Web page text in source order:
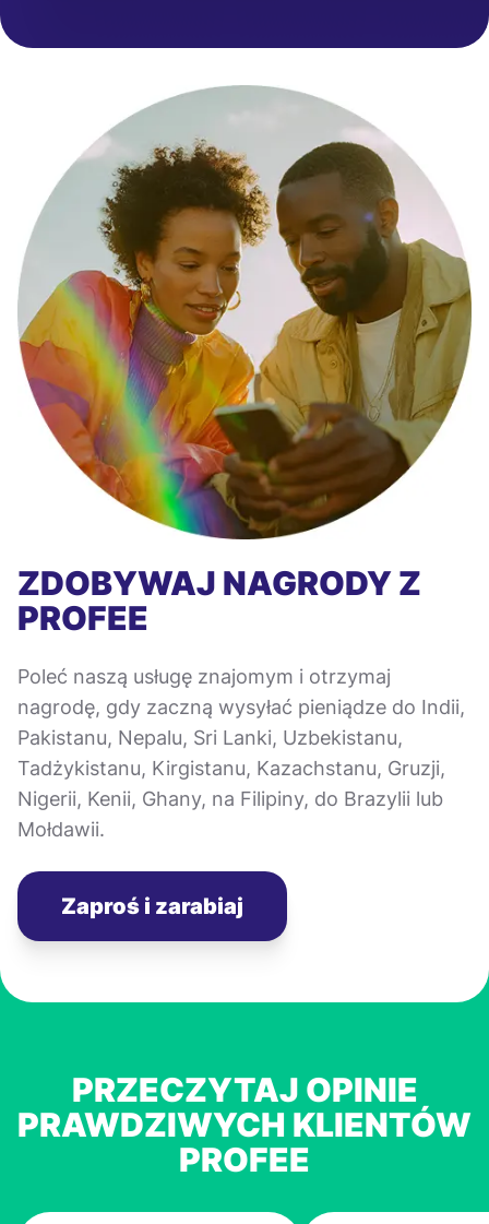
ZDOBYWAJ NAGRODY Z
PROFEE
Poleć naszą usługę znajomym i otrzymaj
nagrodę, gdy zaczną wysyłać pieniądze do Indii,
Pakistanu, Nepalu, Sri Lanki, Uzbekistanu,
Tadżykistanu, Kirgistanu, Kazachstanu, Gruzji,
Nigerii, Kenii, Ghany, na Filipiny, do Brazylii lub
Mołdawii.
Zaproś i zarabiaj
PRZECZYTAJ OPINIE
PRAWDZIWYCH KLIENTÓW
PROFEE